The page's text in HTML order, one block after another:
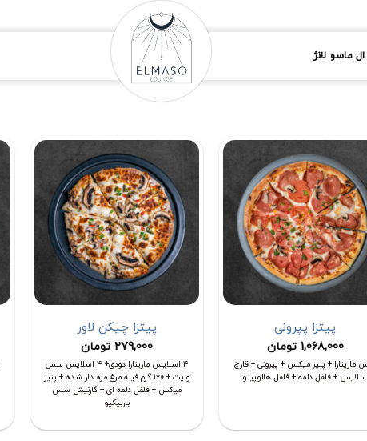
ماسو لانژ
پیتزا پپرونی
1,068,000 تومان
+ پنیر میکس + پپرونی + قارچ
اسلایس + فلفل دلمه + فلفل هالوپینو
پیتزا چیکن لاور
279,000 تومان
۴ اسلایس مارینارا دودی+ ۴ اسلایس سس
وایت + ۱۶۰ گرم فیله مرغ مزه دار شده + پنیر
میکس + فلفل دلمه ای + گارنیش سس
باربیکیو